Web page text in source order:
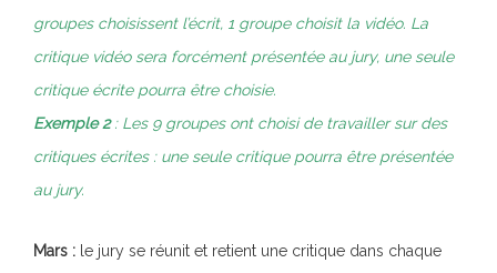
groupes choisissent l’écrit, 1 groupe choisit la vidéo. La
critique vidéo sera forcément présentée au jury, une seule
critique écrite pourra être choisie.
Exemple 2: Les 9 groupes ont choisi de travailler sur des
critiques écrites : une seule critique pourra être présentée
au jury.
Mars : le jury se réunit et retient une critique dans chaque